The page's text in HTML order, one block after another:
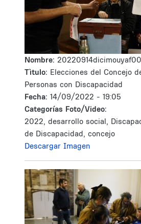
Nombre:
Tìtulo: Elecciones del Concejo
Personas con Discapacidad
Fecha: 14/09/2022 - 19:05
Categorías Foto/Video:
2022, desarrollo social,
de Discapacidad, concejo
Descargar Imagen